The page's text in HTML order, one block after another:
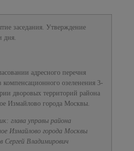
заседания. Утверждение
дня.
адресного перечня
компенсационного озеленения 3-
дворовых территорий района
Измайлово города Москвы.
глава управы района
Измайлово города Москвы
Сергей Владимирович